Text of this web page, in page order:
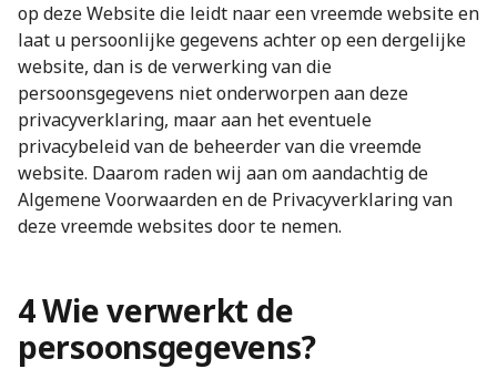
op deze Website die leidt naar een vreemde website en
laat u persoonlijke gegevens achter op een dergelijke
website, dan is de verwerking van die
persoonsgegevens niet onderworpen aan deze
privacyverklaring, maar aan het eventuele
privacybeleid van de beheerder van die vreemde
website. Daarom raden wij aan om aandachtig de
Algemene Voorwaarden en de Privacyverklaring van
deze vreemde websites door te nemen.
4 Wie verwerkt de
persoonsgegevens?